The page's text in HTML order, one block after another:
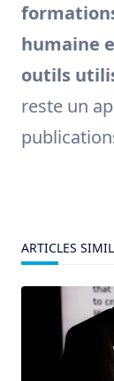
humaine
outils
reste un
ARTICLES